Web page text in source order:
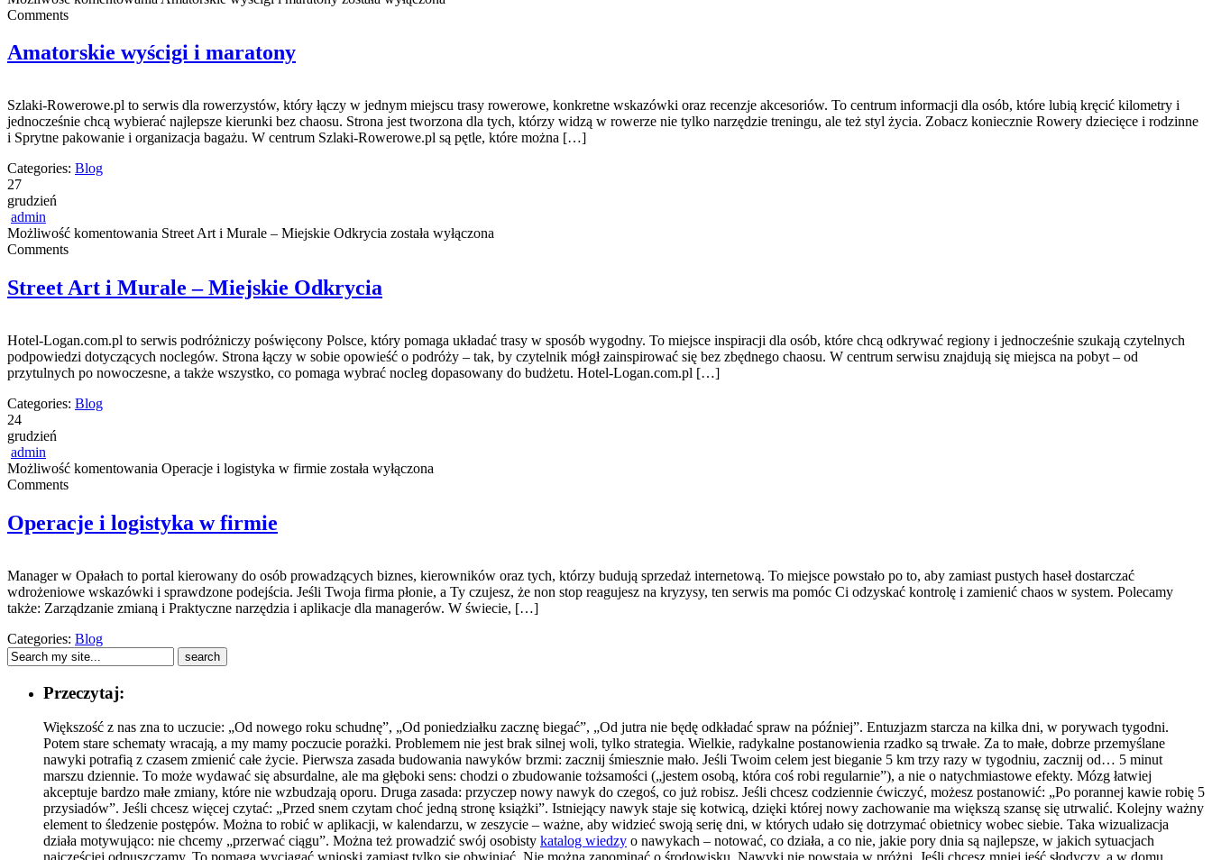
Comments
Amatorskie wyścigi i maratony
Szlaki-Rowerowe.pl to serwis dla rowerzystów, który łączy w jednym miejscu trasy rowerowe, konkretne wskazówki oraz recenzje akcesoriów. To centrum informacji dla osób, które lubią kręcić kilometry i
jednocześnie chcą wybierać najlepsze kierunki bez chaosu. Strona jest tworzona dla tych, którzy widzą w rowerze nie tylko narzędzie treningu, ale też styl życia. Zobacz koniecznie Rowery dziecięce i rodzinne
i Sprytne pakowanie i organizacja bagażu. W centrum Szlaki-Rowerowe.pl są pętle, które można […]
Categories: Blog
27
grudzień
admin
Możliwość komentowania Street Art i Murale – Miejskie Odkrycia została wyłączona
Comments
Street Art i Murale – Miejskie Odkrycia
Hotel-Logan.com.pl to serwis podróżniczy poświęcony Polsce, który pomaga układać trasy w sposób wygodny. To miejsce inspiracji dla osób, które chcą odkrywać regiony i jednocześnie szukają czytelnych
podpowiedzi dotyczących noclegów. Strona łączy w sobie opowieść o podróży – tak, by czytelnik mógł zainspirować się bez zbędnego chaosu. W centrum serwisu znajdują się miejsca na pobyt – od
przytulnych po nowoczesne, a także wszystko, co pomaga wybrać nocleg dopasowany do budżetu. Hotel-Logan.com.pl […]
Categories: Blog
24
grudzień
admin
Możliwość komentowania Operacje i logistyka w firmie została wyłączona
Comments
Operacje i logistyka w firmie
Manager w Opałach to portal kierowany do osób prowadzących biznes, kierowników oraz tych, którzy budują sprzedaż internetową. To miejsce powstało po to, aby zamiast pustych haseł dostarczać
wdrożeniowe wskazówki i sprawdzone podejścia. Jeśli Twoja firma płonie, a Ty czujesz, że non stop reagujesz na kryzysy, ten serwis ma pomóc Ci odzyskać kontrolę i zamienić chaos w system. Polecamy
także: Zarządzanie zmianą i Praktyczne narzędzia i aplikacje dla managerów. W świecie, […]
Categories: Blog
Przeczytaj:
Większość z nas zna to uczucie: „Od nowego roku schudnę”, „Od poniedziałku zacznę biegać”, „Od jutra nie będę odkładać spraw na później”. Entuzjazm starcza na kilka dni, w porywach tygodni.
Potem stare schematy wracają, a my mamy poczucie porażki. Problemem nie jest brak silnej woli, tylko strategia. Wielkie, radykalne postanowienia rzadko są trwałe. Za to małe, dobrze przemyślane
nawyki potrafią z czasem zmienić całe życie. Pierwsza zasada budowania nawyków brzmi: zacznij śmiesznie mało. Jeśli Twoim celem jest bieganie 5 km trzy razy w tygodniu, zacznij od… 5 minut
marszu dziennie. To może wydawać się absurdalne, ale ma głęboki sens: chodzi o zbudowanie tożsamości („jestem osobą, która coś robi regularnie”), a nie o natychmiastowe efekty. Mózg łatwiej
akceptuje bardzo małe zmiany, które nie wzbudzają oporu. Druga zasada: przyczep nowy nawyk do czegoś, co już robisz. Jeśli chcesz codziennie ćwiczyć, możesz postanowić: „Po porannej kawie robię 5
przysiadów”. Jeśli chcesz więcej czytać: „Przed snem czytam choć jedną stronę książki”. Istniejący nawyk staje się kotwicą, dzięki której nowy zachowanie ma większą szansę się utrwalić. Kolejny ważny
element to śledzenie postępów. Można to robić w aplikacji, w kalendarzu, w zeszycie – ważne, aby widzieć swoją serię dni, w których udało się dotrzymać obietnicy wobec siebie. Taka wizualizacja
działa motywująco: nie chcemy „przerwać ciągu”. Można też prowadzić swój osobisty katalog wiedzy o nawykach – notować, co działa, a co nie, jakie pory dnia są najlepsze, w jakich sytuacjach